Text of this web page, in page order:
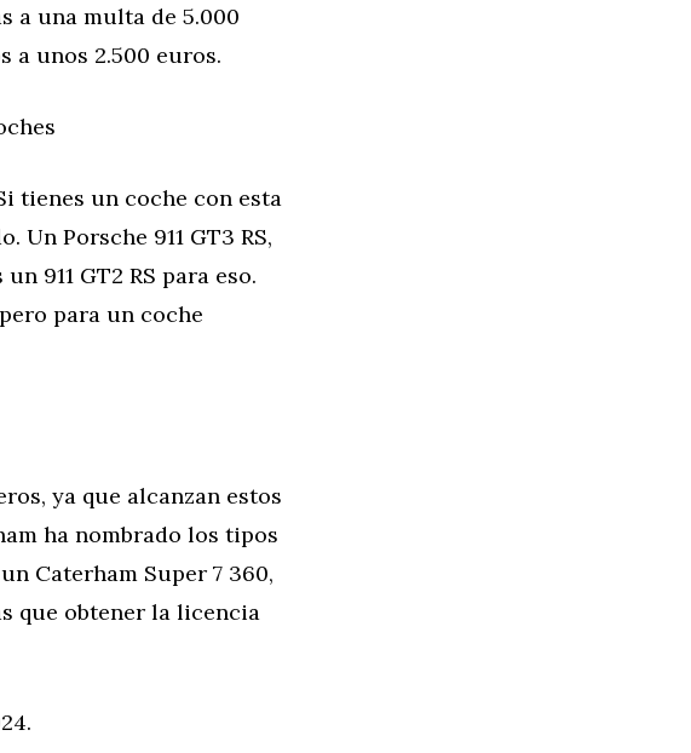
a una multa de 5.000
a unos 2.500 euros.
tienes un coche con esta
Porsche 911 GT3 RS,
911 GT2 RS para eso.
para un coche
ya que alcanzan estos
ha nombrado los tipos
Caterham Super 7 360,
que obtener la licencia